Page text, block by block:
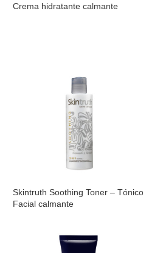
Crema hidratante calmante
Skintruth Soothing Toner – Tónico
Facial calmante